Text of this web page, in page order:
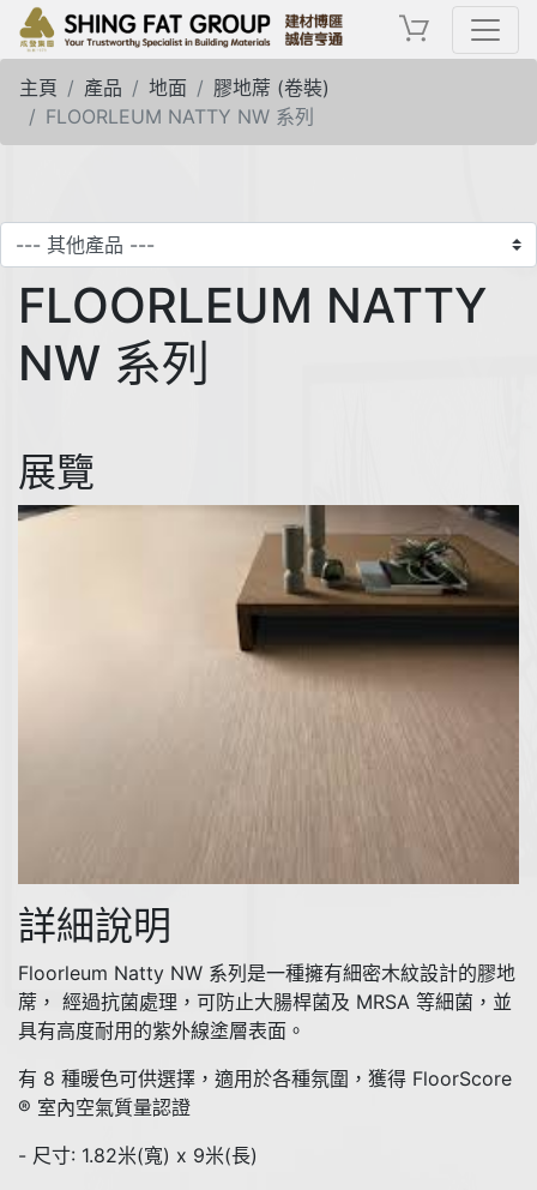
主頁 產品 地面
膠地蓆 (卷裝)
FLOORLEUM NATTY NW 系列
FLOORLEUM NATTY
NW 系列
展覽
詳細說明
Floorleum Natty NW 系列是一種擁有細密木紋設計的膠地
蓆， 經過抗菌處理，可防止大腸桿菌及 MRSA 等細菌，並
具有高度耐用的紫外線塗層表面。
有 8 種暖色可供選擇，適用於各種氛圍，獲得 FloorScore
® 室內空氣質量認證
- 尺寸: 1.82米(寬) x 9米(長)